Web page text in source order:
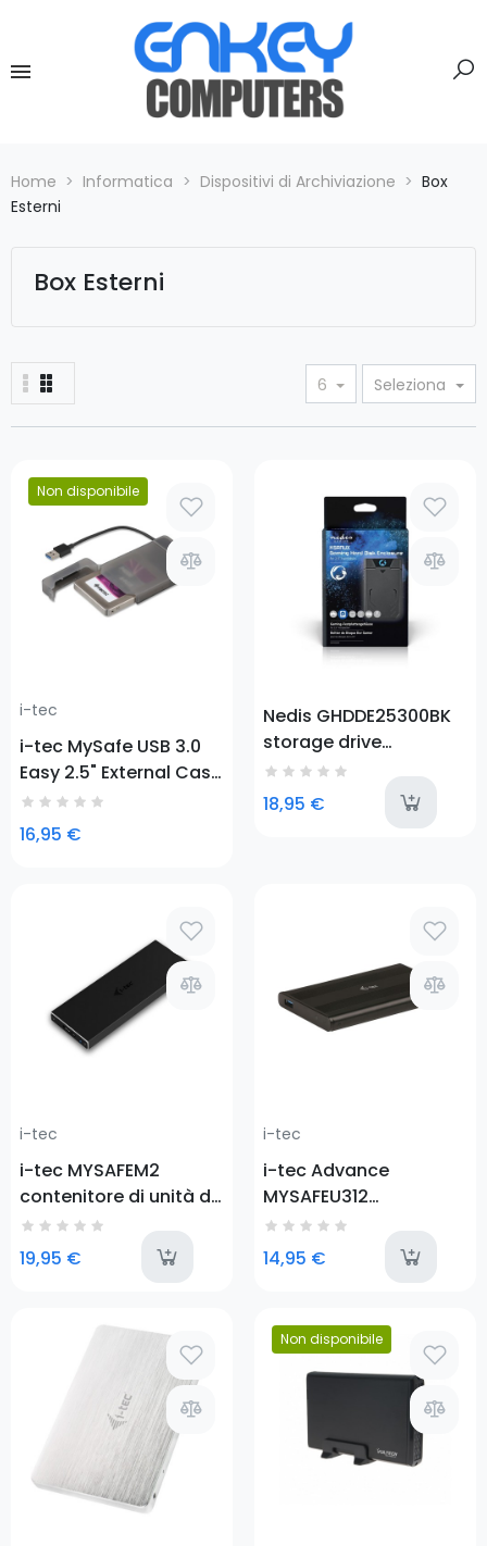
Home Informatica Dispositivi di Archiviazione
Box
Esterni
Box Esterni
6 Seleziona
Non disponibile
i-tec
i-tec MySafe USB 3.0
Easy 2.5" External Case
– Black
16,95 €
Nedis GHDDE25300BK
storage drive
enclosure HDD/SSD
enclosure Black 2.5"
18,95 €
i-tec
i-tec MYSAFEM2
contenitore di unità di
archiviazione Box
esterno SSD Nero M.2
19,95 € last-items
i-tec
i-tec Advance
MYSAFEU312
contenitore di unità di
archiviazione Box
esterno HDD/SSD Nero
14,95 €
Non disponibile
Prezzo